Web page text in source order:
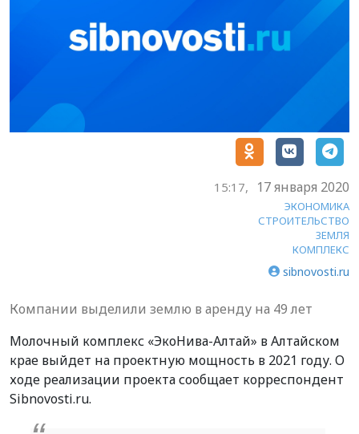
15:17, 17 января 2020
ЭКОНОМИКА
СТРОИТЕЛЬСТВО
ЗЕМЛЯ
КОМПЛЕКС
sibnovosti.ru
Компании выделили землю в аренду на 49 лет
Молочный комплекс «ЭкоНива-Алтай» в Алтайском
крае выйдет на проектную мощность в 2021 году. О
ходе реализации проекта сообщает корреспондент
Sibnovosti.ru.